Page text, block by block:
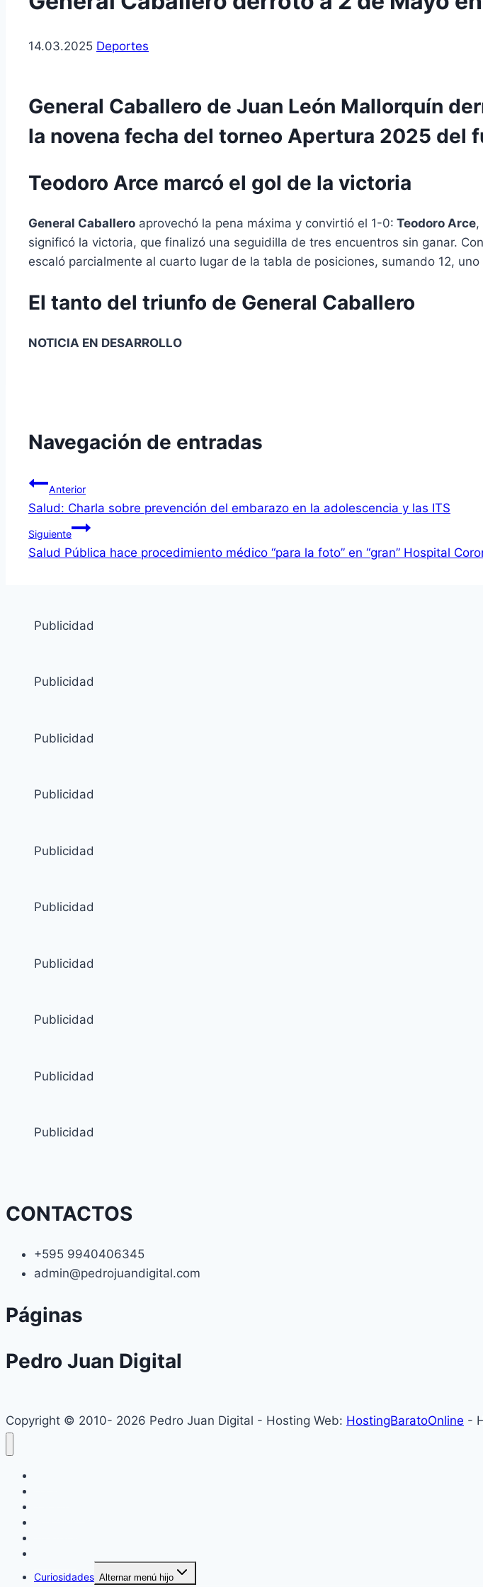
14.03.2025 Deportes
General Caballero de Juan León Mallorquín
la novena fecha del torneo Apertura 2025 del
Teodoro Arce marcó el gol de la victoria
General Caballero aprovechó la pena máxima y convirtió el 1-0: Teodoro Arce
significó la victoria, que finalizó una seguidilla de tres encuentros sin ganar.
escaló parcialmente al cuarto lugar de la tabla de posiciones, sumando 12, uno
El tanto del triunfo de General Caballero
NOTICIA EN DESARROLLO
Navegación de entradas
Anterior
Salud: Charla sobre prevención del embarazo en la adolescencia y las ITS
Siguiente
Salud Pública hace procedimiento médico “para la foto” en “gran” Hospital
Publicidad
Publicidad
Publicidad
Publicidad
Publicidad
Publicidad
Publicidad
Publicidad
Publicidad
Publicidad
CONTACTOS
+595 9940406345
admin@pedrojuandigital.com
Páginas
Pedro Juan Digital
Copyright © 2010- 2026 Pedro Juan Digital - Hosting Web: HostingBaratoOnline -
Curiosidades Alternar menú hijo